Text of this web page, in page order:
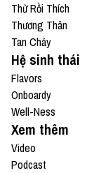
Thử Rồi Thích
Thương Thân
Tan Chảy
Hệ sinh thái
Flavors
Onboardy
Well-Ness
Xem thêm
Video
Podcast